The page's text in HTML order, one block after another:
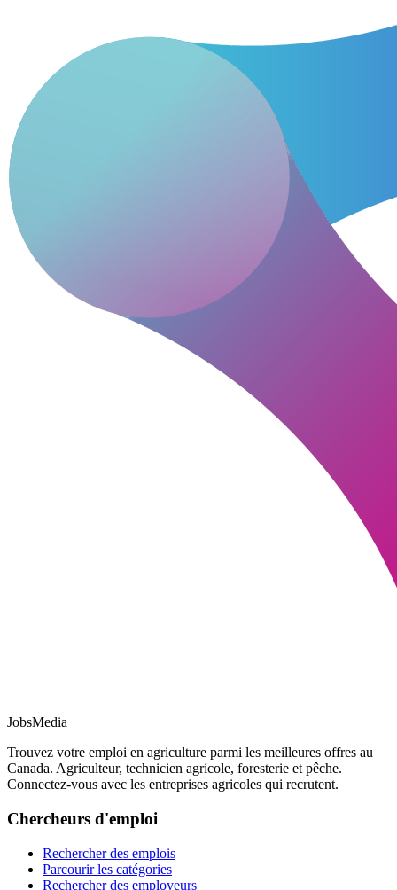
JobsMedia
Trouvez votre emploi en agriculture parmi les meilleures offres au
Canada. Agriculteur, technicien agricole, foresterie et pêche.
Connectez-vous avec les entreprises agricoles qui recrutent.
Chercheurs d'emploi
Rechercher des emplois
Parcourir les catégories
Rechercher des employeurs